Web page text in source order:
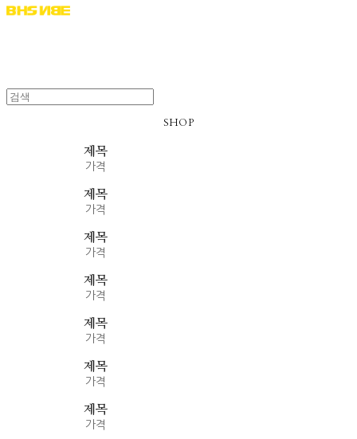
SHOP
제목
가격
제목
가격
제목
가격
제목
가격
제목
가격
제목
가격
제목
가격